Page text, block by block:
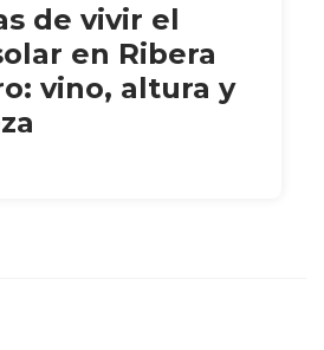
de vivir el
en Ribera
vino, altura y